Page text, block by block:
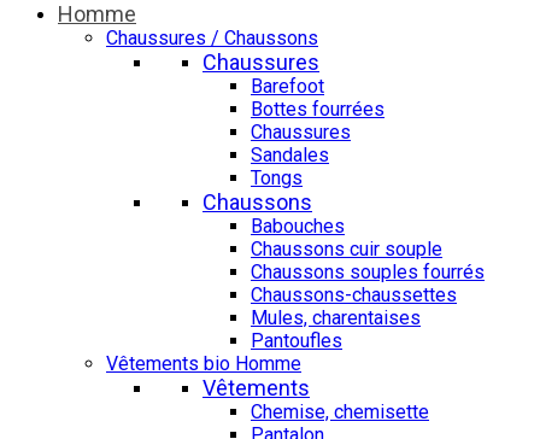
Homme
Chaussures / Chaussons
Chaussures
Barefoot
Bottes fourrées
Chaussures
Sandales
Tongs
Chaussons
Babouches
Chaussons cuir souple
Chaussons souples fourrés
Chaussons-chaussettes
Mules, charentaises
Pantoufles
Vêtements bio Homme
Vêtements
Chemise, chemisette